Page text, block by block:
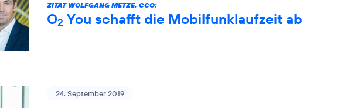
ZITAT WOLFGANG METZE, CCO:
O2 You schafft die Mobilfunklaufzeit ab
24. September 2019